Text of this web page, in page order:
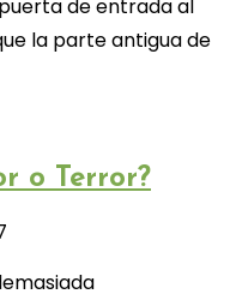
de entrada al
la parte antigua de
o Terror?